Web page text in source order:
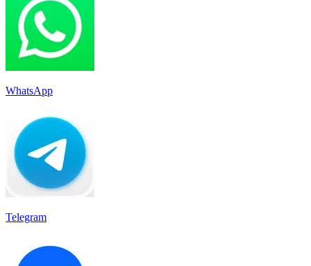
WhatsApp
Telegram